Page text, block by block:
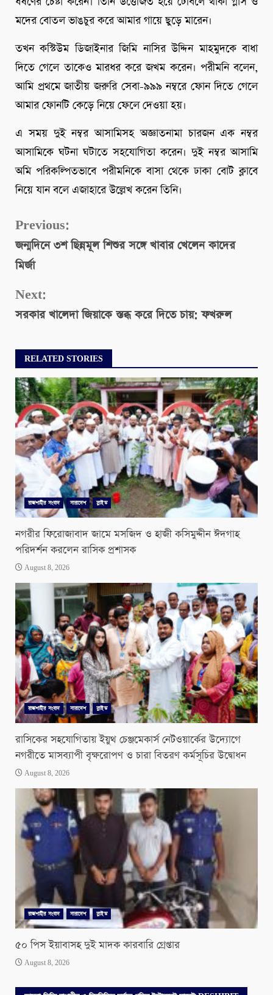
মদের বোতল ভাঙচুর করে আমার গায়ে ছুড়ে মারেন।
তখন কস্টিউম ডিজাইনার জিমি নাসির উদ্দিন মাহমুদকে বাধা
দিতে গেলে তাকেও মারধর করে জখম করেন। পরীমনি বলেন,
আমি প্রথমে জাতীয় জরুরি সেবা-৯৯৯ নম্বরে ফোন দিতে গেলে
আমার ফোনটি কেড়ে নিয়ে ফেলে দেওয়া হয়।
এ সময় দুই নম্বর আসামিসহ অজ্ঞাতনামা চারজন এক নম্বর
আসামিকে ঘটনা ঘটাতে সহযোগিতা করেন। দুই নম্বর আসামি
অমি পরিকল্পিতভাবে পরীমনিকে বাসা থেকে ঢাকা বোট ক্লাবে
নিয়ে যান বলে এজাহারে উল্লেখ করেন তিনি।
Continue
Reading
Previous:
জন্মদিনে ৩শ ছিন্নমূল শিশুর সঙ্গে খাবার খেলেন কাদের
মির্জা
Next:
সরকার খালেদা জিয়াকে স্তব্ধ করে দিতে চায়: ফখরুল
RELATED STORIES
রাজশাহীর সংবাদ সারাদেশ স্লাইড
নগরীর ফিরোজাবাদ জামে মসজিদ ও হাজী কসিমুদ্দীন ঈদগাহ
পরিদর্শন করলেন রাসিক প্রশাসক
August 8, 2026
রাজশাহীর সংবাদ সারাদেশ স্লাইড
রাসিকের সহযোগিতায় ইয়ুথ চেঞ্জমেকার্স নেটওয়ার্কের উদ্যোগে
নগরীতে মাসব্যাপী বৃক্ষরোপণ ও চারা বিতরণ কর্মসূচির উদ্বোধন
August 8, 2026
রাজশাহীর সংবাদ সারাদেশ স্লাইড
৫০ পিস ইয়াবাসহ দুই মাদক কারবারি গ্রেপ্তার
August 8, 2026